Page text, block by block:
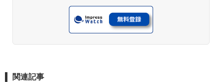
関連記事